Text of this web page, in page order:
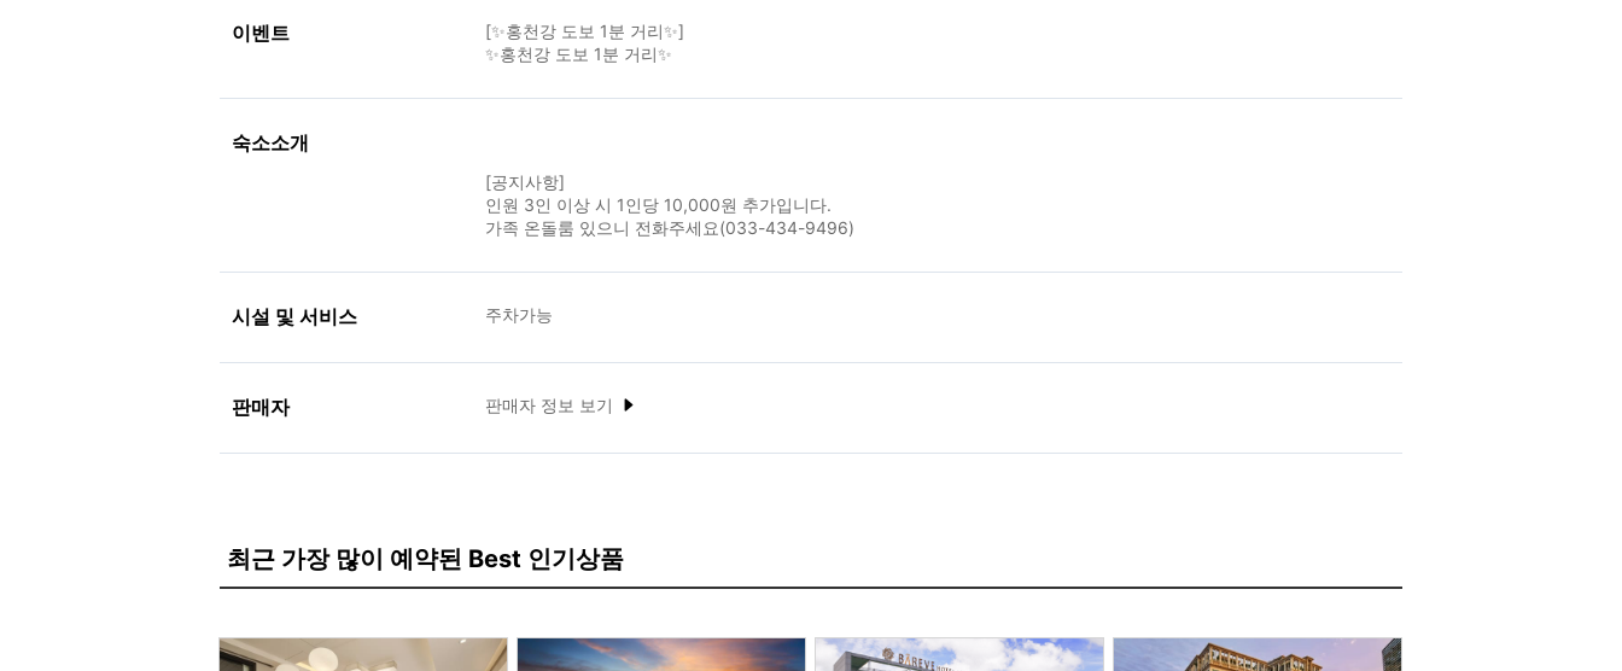
이벤트
[✨홍천강 도보 1분 거리✨]
✨홍천강 도보 1분 거리✨
숙소소개
[공지사항]
인원 3인 이상 시 1인당 10,000원 추가입니다.
가족 온돌룸 있으니 전화주세요(033-434-9496)
시설 및 서비스 주차가능
판매자 판매자 정보 보기
최근 가장 많이 예약된 Best 인기상품